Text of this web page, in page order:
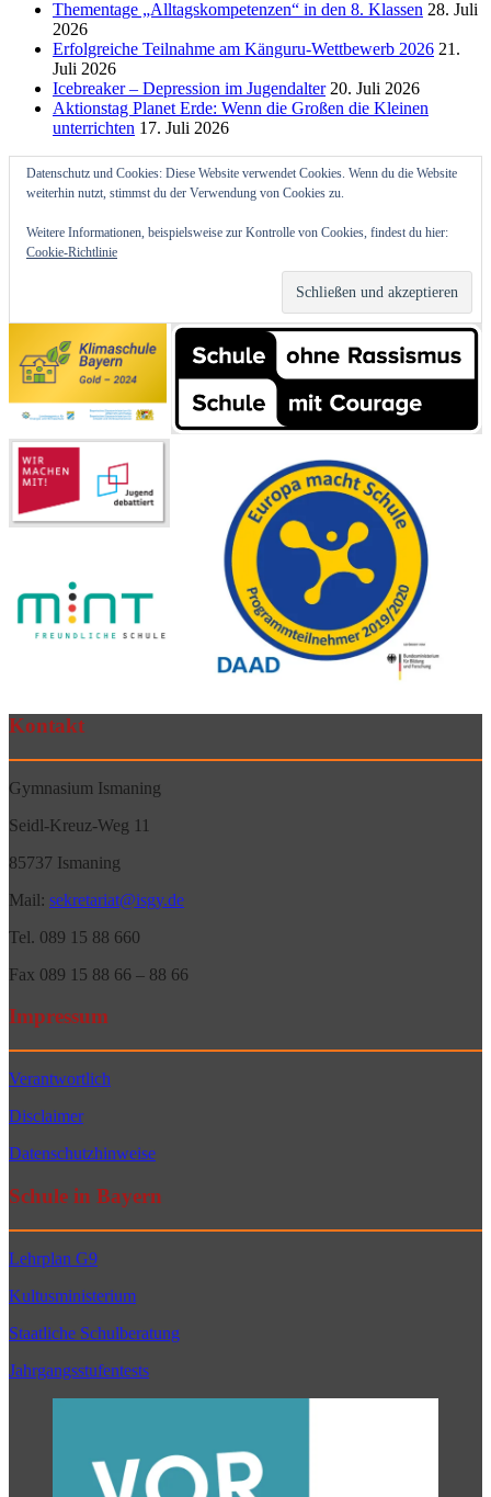
Thementage „Alltagskompetenzen“ in den 8. Klassen 28. Juli
2026
Erfolgreiche Teilnahme am Känguru-Wettbewerb 2026 21.
Juli 2026
Icebreaker – Depression im Jugendalter 20. Juli 2026
Aktionstag Planet Erde: Wenn die Großen die Kleinen
unterrichten 17. Juli 2026
Datenschutz und Cookies: Diese Website verwendet Cookies. Wenn du die Website
weiterhin nutzt, stimmst du der Verwendung von Cookies zu.
Weitere Informationen, beispielsweise zur Kontrolle von Cookies, findest du hier:
Cookie-Richtlinie
Kontakt
Gymnasium Ismaning
Seidl-Kreuz-Weg 11
85737 Ismaning
Mail: sekretariat@isgy.de
Tel. 089 15 88 660
Fax 089 15 88 66 – 88 66
Impressum
Verantwortlich
Disclaimer
Datenschutzhinweise
Schule in Bayern
Lehrplan G9
Kultusministerium
Staatliche Schulberatung
Jahrgangsstufentests